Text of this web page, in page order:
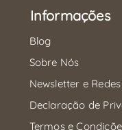
Informações
Blog
Sobre Nós
Newsletter e
Declaração de
Termos e